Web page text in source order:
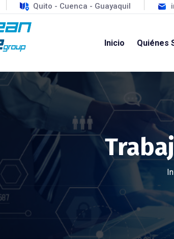
Quito - Cuenca - Guayaquil
Inicio Quiénes